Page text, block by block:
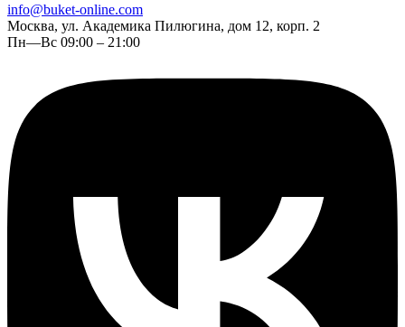
info@buket-online.com
Москва, ул. Академика Пилюгина, дом 12, корп. 2
Пн—Вс 09:00 – 21:00